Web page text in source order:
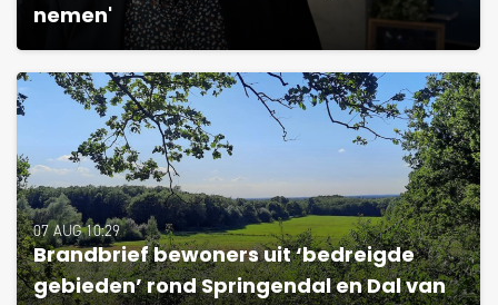
nemen'
07 AUG 10:29
Brandbrief bewoners uit ‘bedreigde
gebieden’ rond Springendal en Dal van